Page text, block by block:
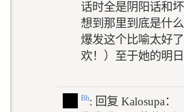
话时全是阴阳话和
想到那里到底是什
爆发这个比喻太好
欢！）至于她的
Bh: 回复 Kalosupa：